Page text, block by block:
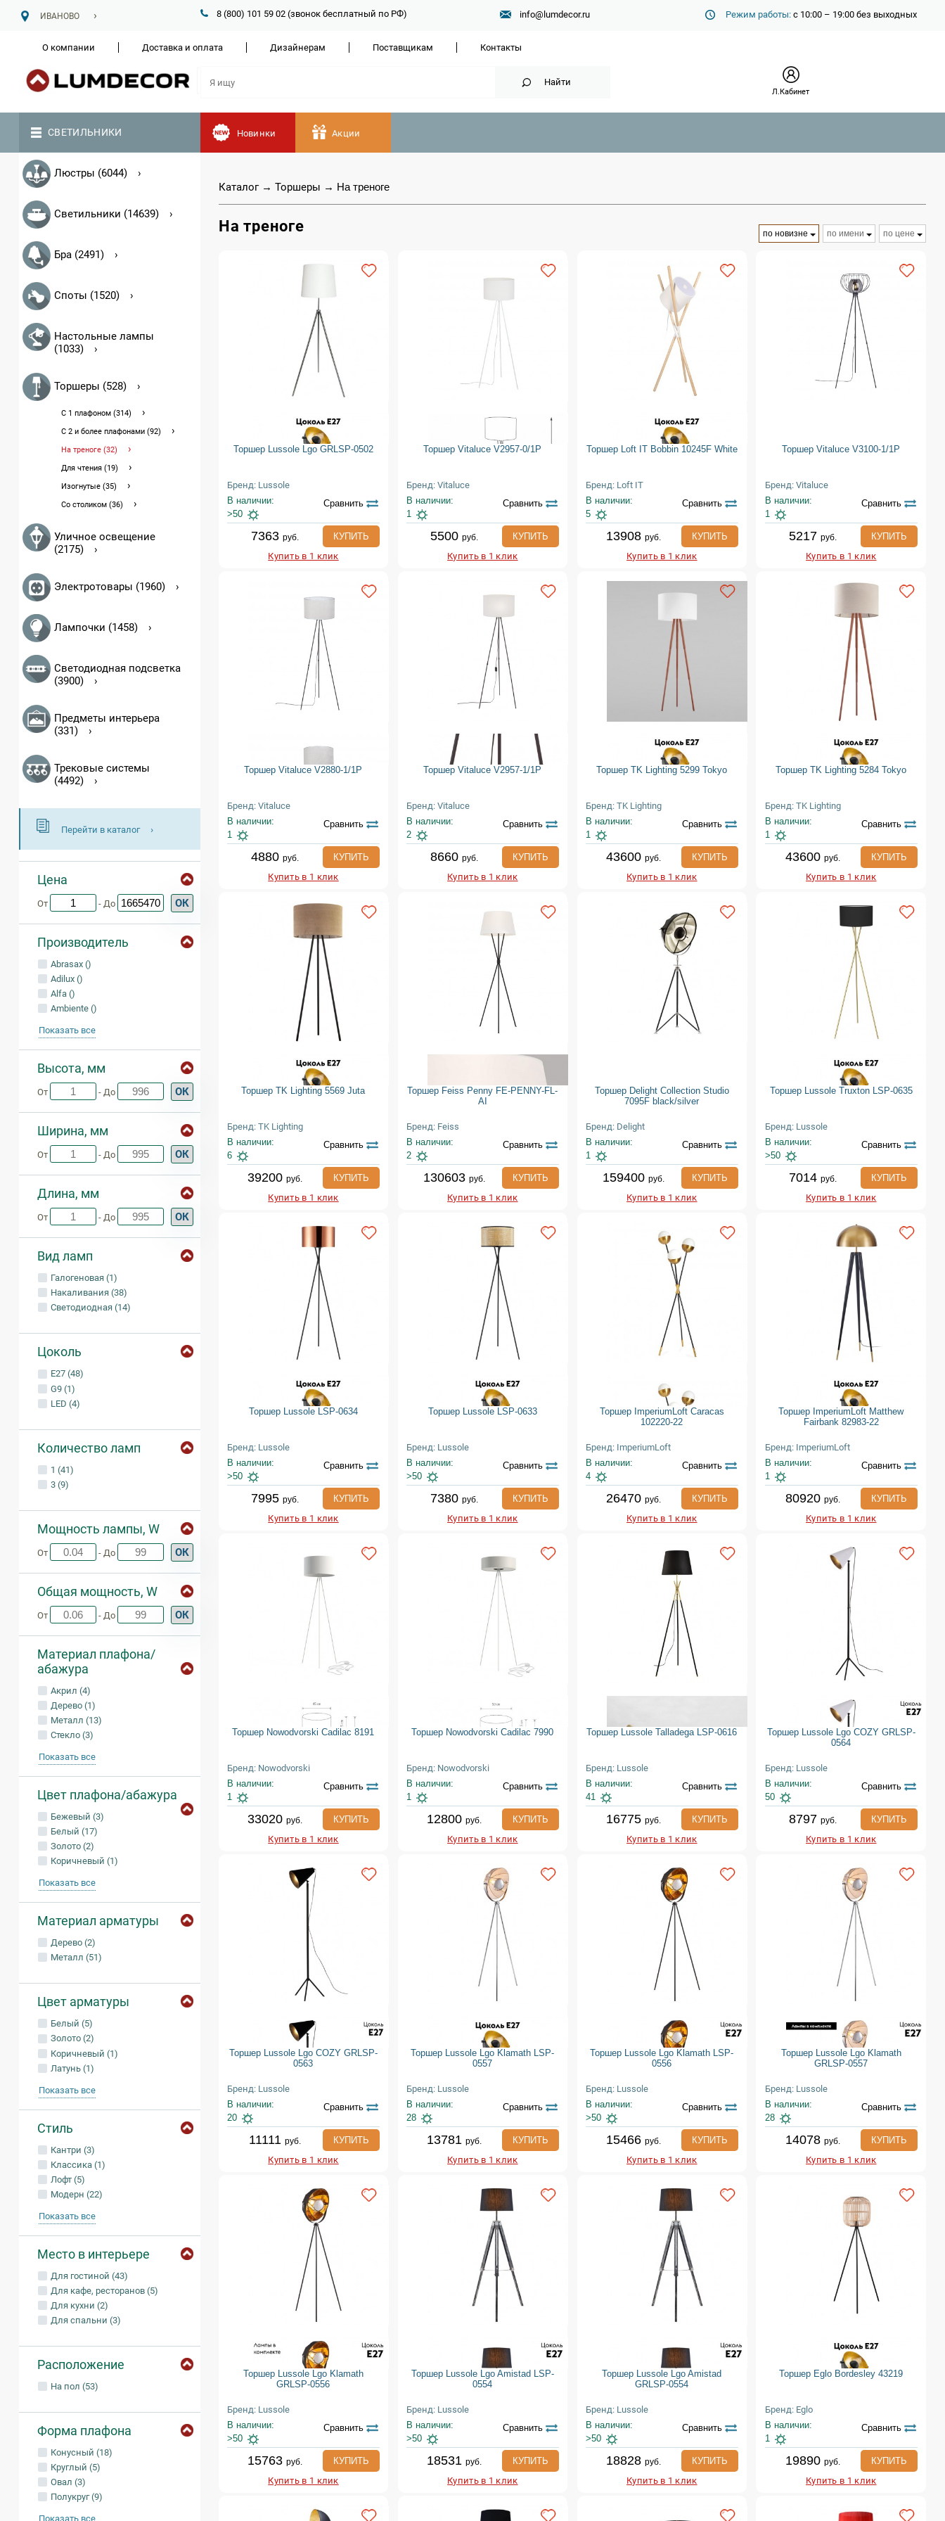
ИВАНОВО 8 (800) 101 59 02 (звонок бесплатный по РФ) info@lumdecor.ru Режим работы: с 10:00 – 19:00 без выходных
О компании Доставка и оплата Дизайнерам Поставщикам Контакты
Найти
Л.Кабинет
СВЕТИЛЬНИКИ Новинки Акции
Люстры (6044)
Светильники (14639)
Бра (2491)
Споты (1520)
Настольные лампы
(1033)
Торшеры (528)
С 1 плафоном (314)
С 2 и более плафонами (92)
На треноге (32)
Для чтения (19)
Изогнутые (35)
Со столиком (36)
Уличное освещение
(2175)
Электротовары (1960)
Лампочки (1458)
Светодиодная подсветка
(3900)
Предметы интерьера
(331)
Трековые системы
(4492)
Перейти в каталог
Цена
От - До ОК
Производитель
Abrasax ()
Adilux ()
Alfa ()
Ambiente ()
Показать все
Высота, мм
От - До ОК
Ширина, мм
От - До ОК
Длина, мм
От - До ОК
Вид ламп
Галогеновая (1)
Накаливания (38)
Светодиодная (14)
Цоколь
E27 (48)
G9 (1)
LED (4)
Количество ламп
1 (41)
3 (9)
Мощность лампы, W
От - До ОК
Общая мощность, W
От - До ОК
Материал плафона/
абажура
Акрил (4)
Дерево (1)
Металл (13)
Стекло (3)
Показать все
Цвет плафона/абажура
Бежевый (3)
Белый (17)
Золото (2)
Коричневый (1)
Показать все
Материал арматуры
Дерево (2)
Металл (51)
Цвет арматуры
Белый (5)
Золото (2)
Коричневый (1)
Латунь (1)
Показать все
Стиль
Кантри (3)
Классика (1)
Лофт (5)
Модерн (22)
Показать все
Место в интерьере
Для гостиной (43)
Для кафе, ресторанов (5)
Для кухни (2)
Для спальни (3)
Расположение
На пол (53)
Форма плафона
Конусный (18)
Круглый (5)
Овал (3)
Полукруг (9)
Показать все
Каталог→ Торшеры → На треноге
На треноге по новизне по имени по цене
Торшер Lussole Lgo GRLSP-0502
Бренд: Lussole
В наличии:
>50
Сравнить
7363 руб.
КУПИТЬ
Купить в 1 клик
Торшер Vitaluce V2957-0/1P
Бренд: Vitaluce
В наличии:
1
Сравнить
5500 руб.
КУПИТЬ
Купить в 1 клик
Торшер Loft IT Bobbin 10245F White
Бренд: Loft IT
В наличии:
5
Сравнить
13908 руб.
КУПИТЬ
Купить в 1 клик
Торшер Vitaluce V3100-1/1P
Бренд: Vitaluce
В наличии:
1
Сравнить
5217 руб.
КУПИТЬ
Купить в 1 клик
Торшер Vitaluce V2880-1/1P
Бренд: Vitaluce
В наличии:
1
Сравнить
4880 руб.
КУПИТЬ
Купить в 1 клик
Торшер Vitaluce V2957-1/1P
Бренд: Vitaluce
В наличии:
2
Сравнить
8660 руб.
КУПИТЬ
Купить в 1 клик
Торшер TK Lighting 5299 Tokyo
Бренд: TK Lighting
В наличии:
1
Сравнить
43600 руб.
КУПИТЬ
Купить в 1 клик
Торшер TK Lighting 5284 Tokyo
Бренд: TK Lighting
В наличии:
1
Сравнить
43600 руб.
КУПИТЬ
Купить в 1 клик
Торшер TK Lighting 5569 Juta
Бренд: TK Lighting
В наличии:
6
Сравнить
39200 руб.
КУПИТЬ
Купить в 1 клик
Торшер Feiss Penny FE-PENNY-FL-
AI
Бренд: Feiss
В наличии:
2
Сравнить
130603 руб.
КУПИТЬ
Купить в 1 клик
Торшер Delight Collection Studio
7095F black/silver
Бренд: Delight
В наличии:
1
Сравнить
159400 руб.
КУПИТЬ
Купить в 1 клик
Торшер Lussole Truxton LSP-0635
Бренд: Lussole
В наличии:
>50
Сравнить
7014 руб.
КУПИТЬ
Купить в 1 клик
Торшер Lussole LSP-0634
Бренд: Lussole
В наличии:
>50
Сравнить
7995 руб.
КУПИТЬ
Купить в 1 клик
Торшер Lussole LSP-0633
Бренд: Lussole
В наличии:
>50
Сравнить
7380 руб.
КУПИТЬ
Купить в 1 клик
Торшер ImperiumLoft Caracas
102220-22
Бренд: ImperiumLoft
В наличии:
4
Сравнить
26470 руб.
КУПИТЬ
Купить в 1 клик
Торшер ImperiumLoft Matthew
Fairbank 82983-22
Бренд: ImperiumLoft
В наличии:
1
Сравнить
80920 руб.
КУПИТЬ
Купить в 1 клик
Торшер Nowodvorski Cadilac 8191
Бренд: Nowodvorski
В наличии:
1
Сравнить
33020 руб.
КУПИТЬ
Купить в 1 клик
Торшер Nowodvorski Cadilac 7990
Бренд: Nowodvorski
В наличии:
1
Сравнить
12800 руб.
КУПИТЬ
Купить в 1 клик
Торшер Lussole Talladega LSP-0616
Бренд: Lussole
В наличии:
41
Сравнить
16775 руб.
КУПИТЬ
Купить в 1 клик
Торшер Lussole Lgo COZY GRLSP-
0564
Бренд: Lussole
В наличии:
50
Сравнить
8797 руб.
КУПИТЬ
Купить в 1 клик
Торшер Lussole Lgo COZY GRLSP-
0563
Бренд: Lussole
В наличии:
20
Сравнить
11111 руб.
КУПИТЬ
Купить в 1 клик
Торшер Lussole Lgo Klamath LSP-
0557
Бренд: Lussole
В наличии:
28
Сравнить
13781 руб.
КУПИТЬ
Купить в 1 клик
Торшер Lussole Lgo Klamath LSP-
0556
Бренд: Lussole
В наличии:
>50
Сравнить
15466 руб.
КУПИТЬ
Купить в 1 клик
Торшер Lussole Lgo Klamath
GRLSP-0557
Бренд: Lussole
В наличии:
28
Сравнить
14078 руб.
КУПИТЬ
Купить в 1 клик
Торшер Lussole Lgo Klamath
GRLSP-0556
Бренд: Lussole
В наличии:
>50
Сравнить
15763 руб.
КУПИТЬ
Купить в 1 клик
Торшер Lussole Lgo Amistad LSP-
0554
Бренд: Lussole
В наличии:
>50
Сравнить
18531 руб.
КУПИТЬ
Купить в 1 клик
Торшер Lussole Lgo Amistad
GRLSP-0554
Бренд: Lussole
В наличии:
>50
Сравнить
18828 руб.
КУПИТЬ
Купить в 1 клик
Торшер Eglo Bordesley 43219
Бренд: Eglo
В наличии:
1
Сравнить
19890 руб.
КУПИТЬ
Купить в 1 клик